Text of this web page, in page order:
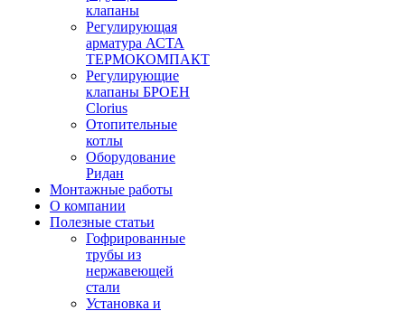
клапаны
Регулирующая
арматура АСТА
ТЕРМОКОМПАКТ
Регулирующие
клапаны БРОЕН
Clorius
Отопительные
котлы
Оборудование
Ридан
Монтажные работы
О компании
Полезные статьи
Гофрированные
трубы из
нержавеющей
стали
Установка и